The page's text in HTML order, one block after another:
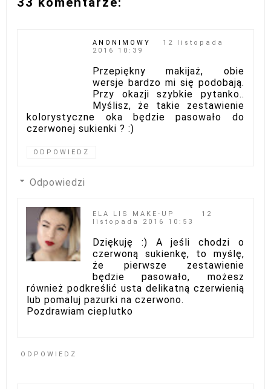
ANONIMOWY
12 listopada
2016 10:39
Przepiękny makijaż, obie
wersje bardzo mi się podobają.
Przy okazji szybkie pytanko..
Myślisz, że takie zestawienie
kolorystyczne oka będzie pasowało do
czerwonej sukienki ? :)
ODPOWIEDZ
Odpowiedzi
ELA LIS MAKE-UP
12
listopada 2016 10:53
Dziękuję :) A jeśli chodzi o
czerwoną sukienkę, to myślę,
że pierwsze zestawienie
będzie pasowało, możesz
również podkreślić usta delikatną czerwienią
lub pomaluj pazurki na czerwono.
Pozdrawiam cieplutko
ODPOWIEDZ